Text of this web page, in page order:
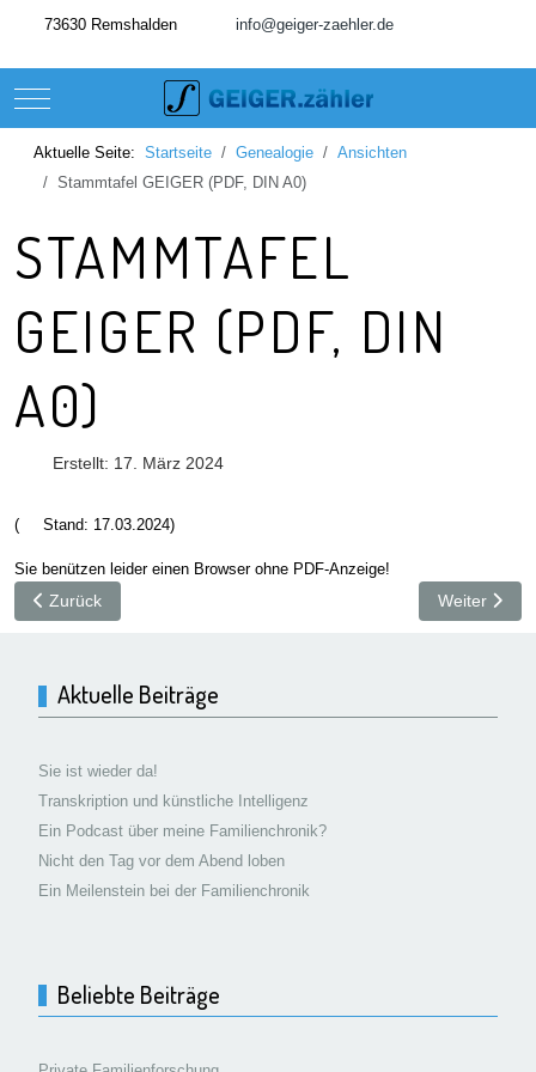
73630 Remshalden info@geiger-zaehler.de
Mobile Menu Toggle
Aktuelle Seite: Startseite Genealogie
Ansichten
Stammtafel GEIGER (PDF, DIN A0)
STAMMTAFEL
GEIGER (PDF, DIN
A0)
Erstellt: 17. März 2024
( Stand: 17.03.2024)
Sie benützen leider einen Browser ohne PDF-Anzeige!
Vorheriger Beitrag: Netzwerkgrafik GEIGER/HEIM
Zurück Nächster
Weiter
Aktuelle Beiträge
Sie ist wieder da!
Transkription und künstliche Intelligenz
Ein Podcast über meine Familienchronik?
Nicht den Tag vor dem Abend loben
Ein Meilenstein bei der Familienchronik
Beliebte Beiträge